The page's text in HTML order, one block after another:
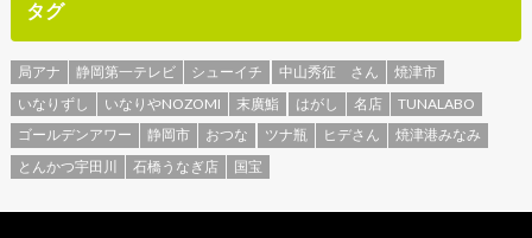
タグ
局アナ 静岡第一テレビ シューイチ 中山秀征 さん
焼津市
いなりずし
いなりやNOZOMI 末廣鮨 はがし 名店
TUNALABO
ゴールデンアワー
静岡市 おつな ツナ瓶 ヒデさん
焼津港みなみ
とんかつ宇田川
石橋うなぎ店 国宝